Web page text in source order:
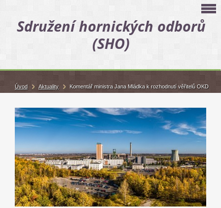
Sdružení hornických odborů
(SHO)
Úvod Aktuality Komentář ministra Jana Mládka k rozhodnutí věřitelů OKD